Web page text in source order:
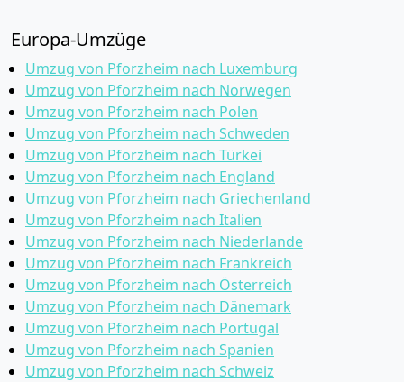
Europa-Umzüge
Umzug von Pforzheim nach Luxemburg
Umzug von Pforzheim nach Norwegen
Umzug von Pforzheim nach Polen
Umzug von Pforzheim nach Schweden
Umzug von Pforzheim nach Türkei
Umzug von Pforzheim nach England
Umzug von Pforzheim nach Griechenland
Umzug von Pforzheim nach Italien
Umzug von Pforzheim nach Niederlande
Umzug von Pforzheim nach Frankreich
Umzug von Pforzheim nach Österreich
Umzug von Pforzheim nach Dänemark
Umzug von Pforzheim nach Portugal
Umzug von Pforzheim nach Spanien
Umzug von Pforzheim nach Schweiz